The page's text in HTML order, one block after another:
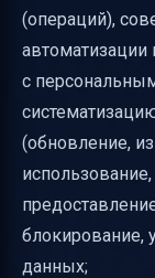
(операций),
автоматизации
с
(обновление,
блокирование,
данных;